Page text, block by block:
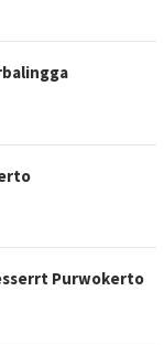
Purwokerto